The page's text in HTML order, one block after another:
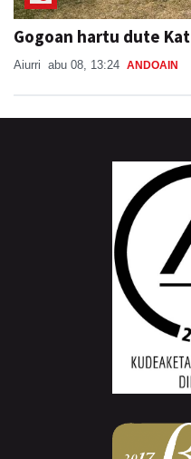
Gogoan hartu dute
Aiurri abu 08, 13:24 ANDOAIN